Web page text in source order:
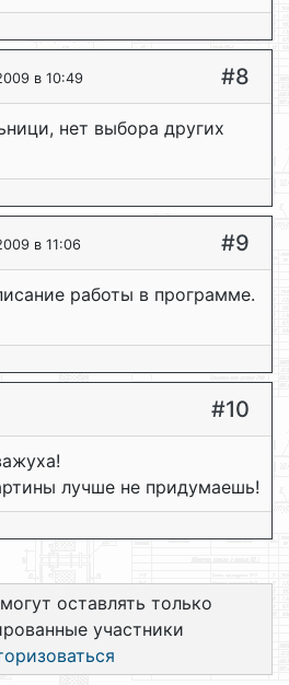
в 10:49 #8
нет выбора других
в 11:06 #9
работы в программе.
#10
лучше не придумаешь!
оставлять только
участники